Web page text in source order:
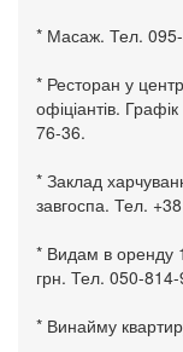
* Масаж. Тел.
* Ресторан у
офіціантів.
76-36.
* Заклад
завгоспа. Тел.
* Видам в оренду
грн. Тел. 050-
* Винайму